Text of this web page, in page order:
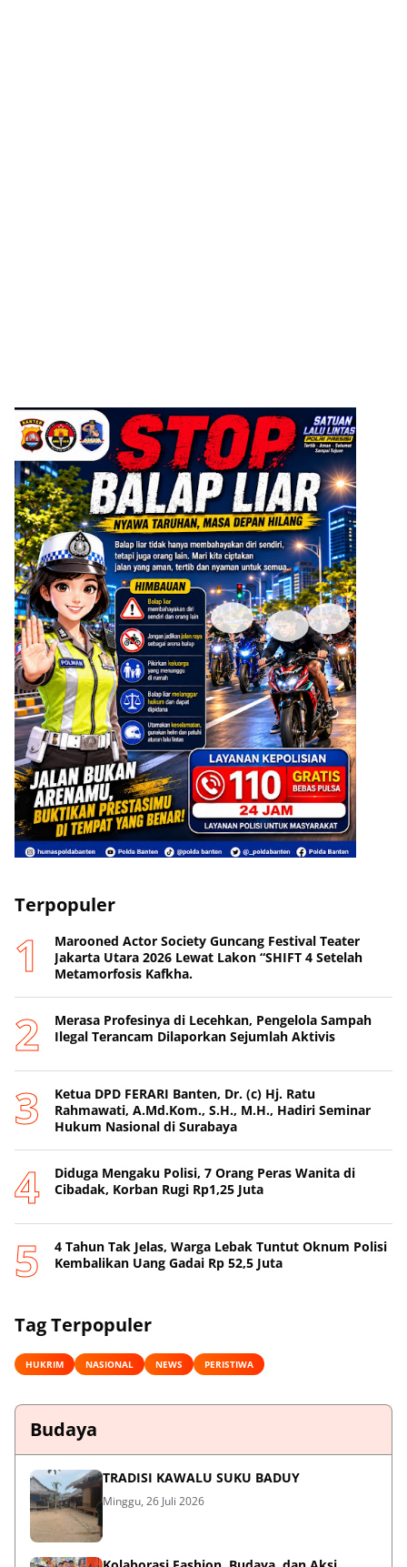
Terpopuler
Marooned Actor Society Guncang Festival Teater
Jakarta Utara 2026 Lewat Lakon “SHIFT 4 Setelah
Metamorfosis Kafkha.
Merasa Profesinya di Lecehkan, Pengelola Sampah
Ilegal Terancam Dilaporkan Sejumlah Aktivis
Ketua DPD FERARI Banten, Dr. (c) Hj. Ratu
Rahmawati, A.Md.Kom., S.H., M.H., Hadiri Seminar
Hukum Nasional di Surabaya
Diduga Mengaku Polisi, 7 Orang Peras Wanita di
Cibadak, Korban Rugi Rp1,25 Juta
4 Tahun Tak Jelas, Warga Lebak Tuntut Oknum Polisi
Kembalikan Uang Gadai Rp 52,5 Juta
Tag Terpopuler
HUKRIM NASIONAL NEWS PERISTIWA
Budaya
TRADISI KAWALU SUKU BADUY
Minggu, 26 Juli 2026